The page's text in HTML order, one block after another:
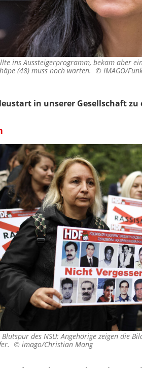
ins Aussteigerprogramm, bekam aber
(48) muss noch warten. © IMAGO/
in unserer Gesellschaft
Blutspur des NSU: Angehörige zeigen die
© imago/Christian Mang